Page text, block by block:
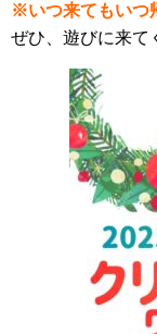
※いつ来てもいつ
ぜひ、遊びに来て